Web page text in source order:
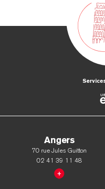
Angers
70 rue Jules Guitton
02 41 39 11 48